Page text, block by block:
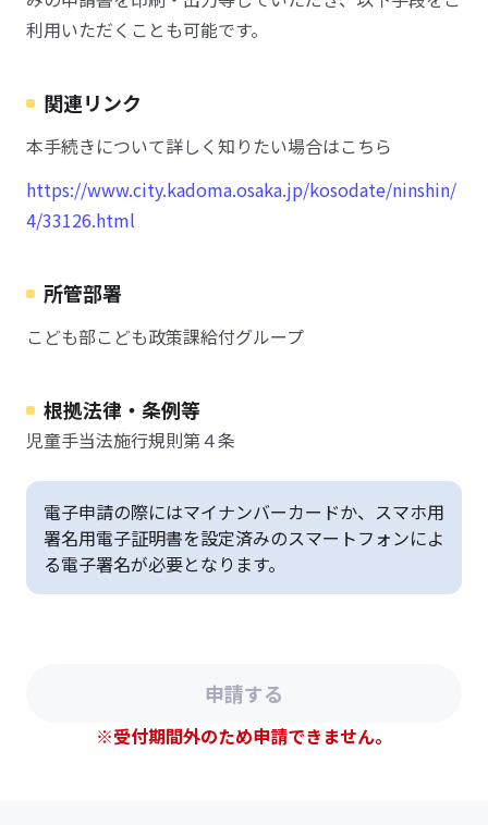
利用いただくことも可能です。
関連リンク
本手続きについて詳しく知りたい場合はこちら
https://www.city.kadoma.osaka.jp/kosodate/ninshin/
4/33126.html
所管部署
こども部こども政策課給付グループ
根拠法律・条例等
児童手当法施行規則第４条
電子申請の際にはマイナンバーカードか、スマホ用
署名用電子証明書を設定済みのスマートフォンによ
る電子署名が必要となります。
※受付期間外のため申請できません。